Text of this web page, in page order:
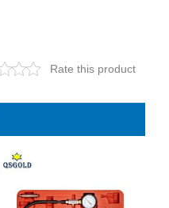
Rate this product